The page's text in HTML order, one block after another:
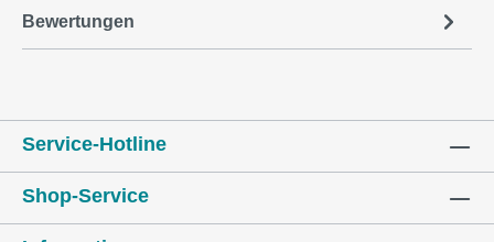
Bewertungen
Service-Hotline
Shop-Service